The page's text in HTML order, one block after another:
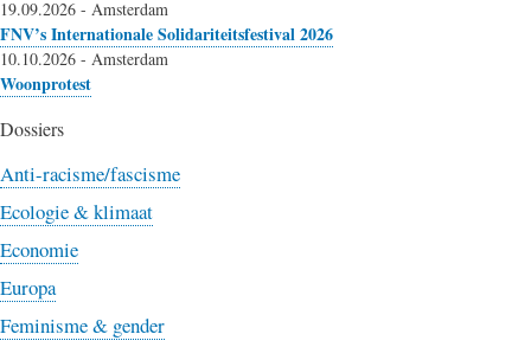
19.09.2026 - Amsterdam
FNV’s Internationale Solidariteitsfestival 2026
10.10.2026 - Amsterdam
Woonprotest
Dossiers
Anti-racisme/fascisme
Ecologie & klimaat
Economie
Europa
Feminisme & gender